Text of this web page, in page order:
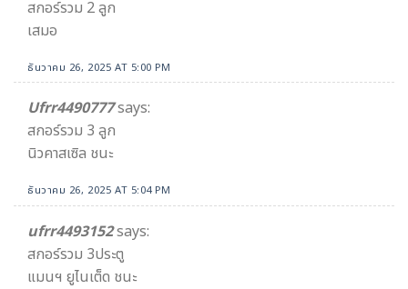
สกอร์รวม 2 ลูก
เสมอ
ธันวาคม 26, 2025 AT 5:00 PM
Ufrr4490777says:
สกอร์รวม 3 ลูก
นิวคาสเซิล ชนะ
ธันวาคม 26, 2025 AT 5:04 PM
ufrr4493152says:
สกอร์รวม 3ประตู
แมนฯ ยูไนเต็ด ชนะ